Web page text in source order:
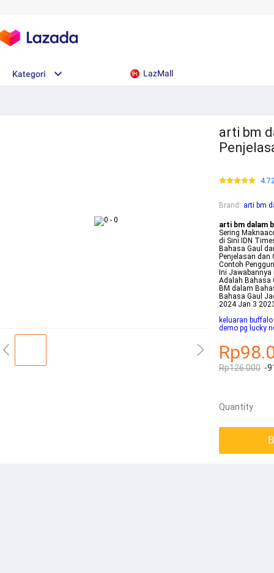
Kategori LazMall
arti bm
Brand : arti bm
arti bm dalam
Sering
di Sini IDN
Bahasa Gaul
Penjelasan
Contoh
Ini
Adalah Bahasa
BM dalam
Bahasa Gaul
2024 Jan 3
keluaran buffalo
demo pg lucky
Rp126.000 -
Quantity